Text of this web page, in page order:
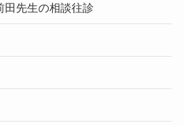
田先生の相談往診